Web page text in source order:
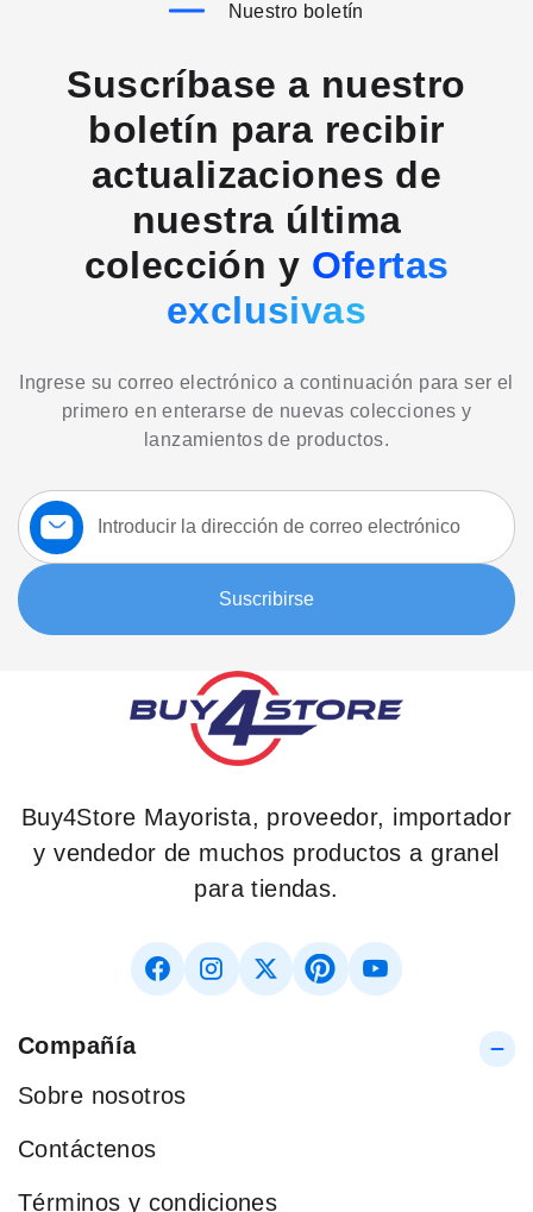
Nuestro boletín
Suscríbase a nuestro
boletín para recibir
actualizaciones de
nuestra última
colección y Ofertas
exclusivas
Ingrese su correo electrónico a continuación para ser el
primero en enterarse de nuevas colecciones y
lanzamientos de productos.
Suscríbase
a
nuestro
boletín:
Suscribirse
Buy4Store Mayorista, proveedor, importador
y vendedor de muchos productos a granel
para tiendas.
Compañía
Sobre nosotros
Contáctenos
Términos y condiciones